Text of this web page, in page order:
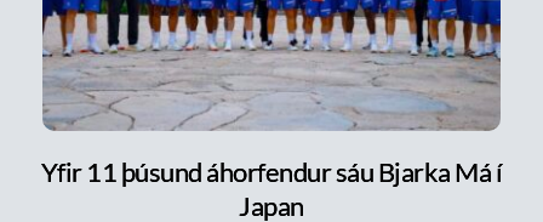
Yfir 11 þúsund áhorfendur sáu Bjarka Má í
Japan